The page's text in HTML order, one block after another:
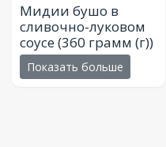
Мидии бушо в
сливочно-луковом
соусе(360 грамм (г))
Показать больше